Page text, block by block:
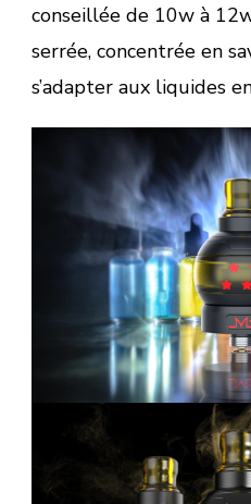
conseillée de 10w à
serrée, concentrée en
s’adapter aux liquides